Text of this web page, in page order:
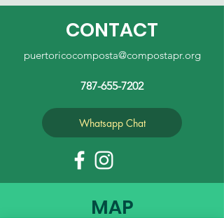
CONTACT
puertoricocomposta@compostapr.org
787-655-7202
Whatsapp Chat
MAP